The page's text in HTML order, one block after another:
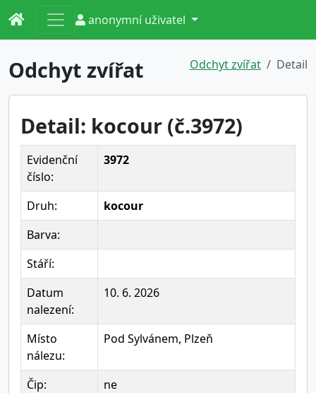
anonymní uživatel
Odchyt zvířat Odchyt zvířat Detail
Detail: kocour (č.3972)
Evidenční
číslo:
3972
Druh:
kocour
Barva:
Stáří:
Datum
nalezení:
10. 6. 2026
Místo
nálezu:
Pod Sylvánem, Plzeň
Čip:
ne